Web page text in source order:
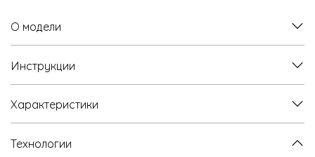
О модели
Инструкции
Характеристики
Технологии